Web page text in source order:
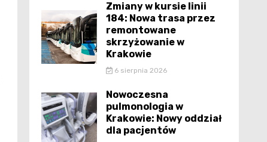
Zmiany w kursie linii
184: Nowa trasa przez
remontowane
skrzyżowanie w
Krakowie
6 sierpnia 2026
Nowoczesna
pulmonologia w
Krakowie: Nowy oddział
dla pacjentów